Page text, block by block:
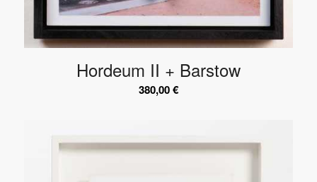
Hordeum II + Barstow
380,00€